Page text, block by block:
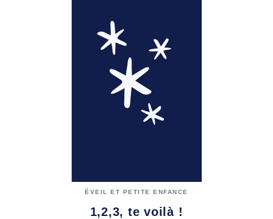
ÉVEIL ET PETITE ENFANCE
1,2,3, te voilà !